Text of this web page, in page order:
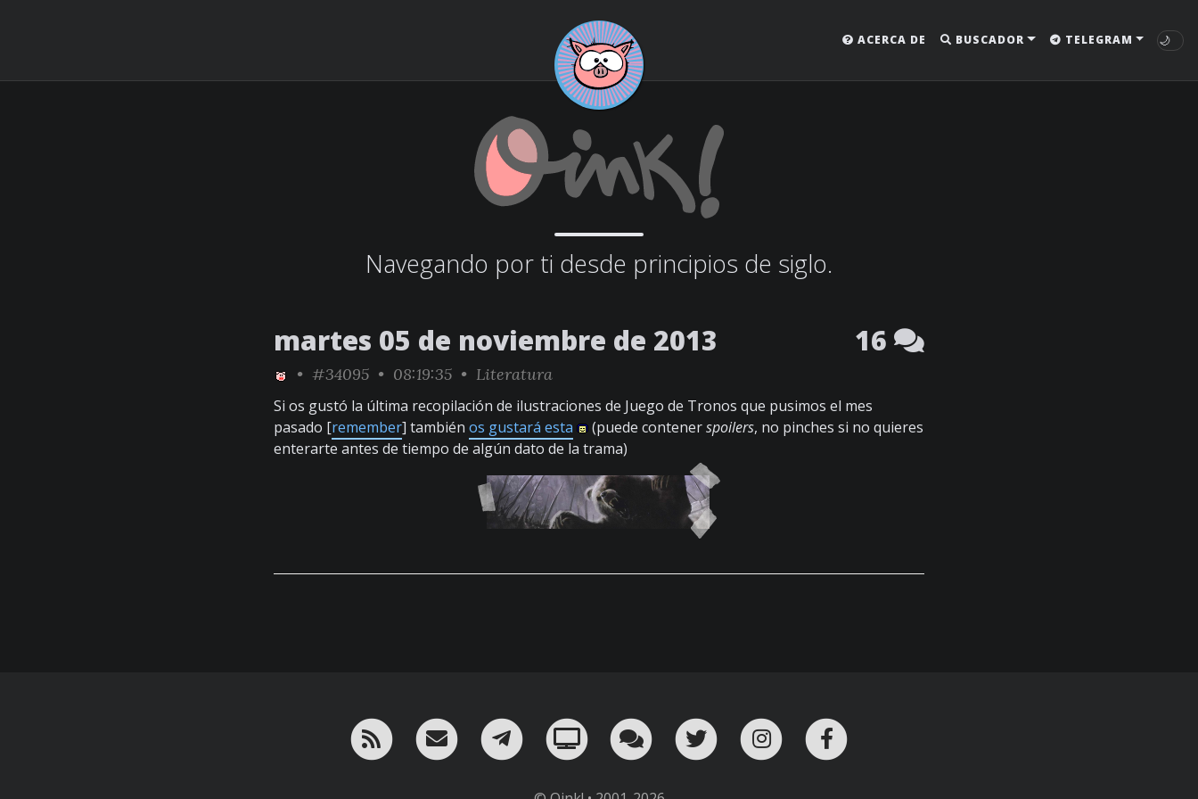
ACERCA DE BUSCADOR TELEGRAM 🌙
Navegando por ti desde principios de siglo.
martes 05 de noviembre de 2013 16
• #34095 • 08:19:35 • Literatura
Si os gustó la última recopilación de ilustraciones de Juego de Tronos que pusimos el mes
pasado [remember] también os gustará esta (puede contenerspoilers, no pinches si no quieres
enterarte antes de tiempo de algún dato de la trama)
RSS ¡Mándame un email!
¡Nuestro canal en Telegram!
Oink! TV Charla con nosotros en Telegram
Twitter Instagram